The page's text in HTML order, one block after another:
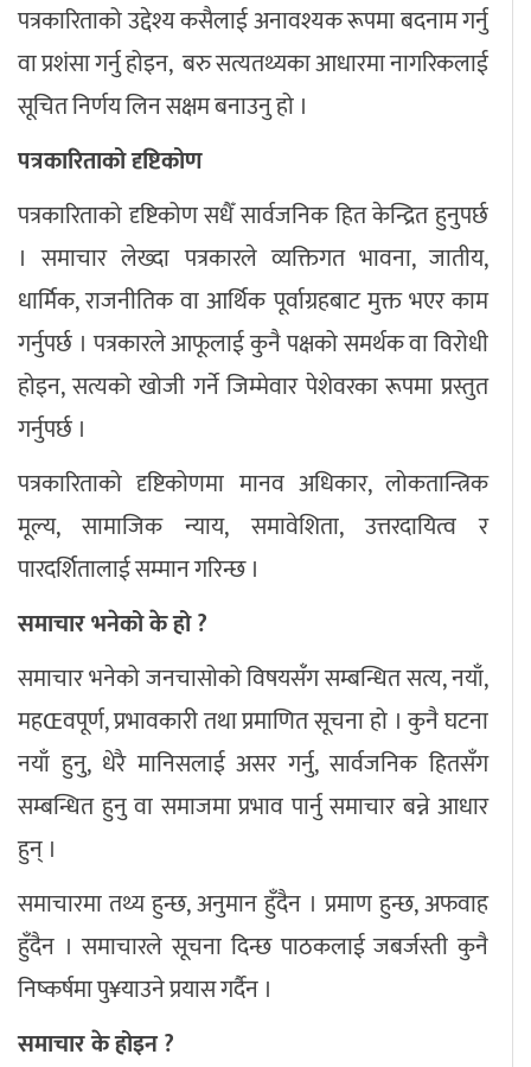
पत्रकारिताको उद्देश्य कसैलाई अनावश्यक रूपमा बदनाम गर्नु
वा प्रशंसा गर्नु होइन, बरु सत्यतथ्यका आधारमा नागरिकलाई
सूचित निर्णय लिन सक्षम बनाउनु हो ।
पत्रकारिताको दृष्टिकोण
पत्रकारिताको दृष्टिकोण सधैँ सार्वजनिक हित केन्द्रित हुनुपर्छ
। समाचार लेख्दा पत्रकारले व्यक्तिगत भावना, जातीय,
धार्मिक, राजनीतिक वा आर्थिक पूर्वाग्रहबाट मुक्त भएर काम
गर्नुपर्छ । पत्रकारले आफूलाई कुनै पक्षको समर्थक वा विरोधी
होइन, सत्यको खोजी गर्ने जिम्मेवार पेशेवरका रूपमा प्रस्तुत
गर्नुपर्छ ।
पत्रकारिताको दृष्टिकोणमा मानव अधिकार, लोकतान्त्रिक
मूल्य, सामाजिक न्याय, समावेशिता, उत्तरदायित्व र
पारदर्शितालाई सम्मान गरिन्छ ।
समाचार भनेको के हो ?
समाचार भनेको जनचासोको विषयसँग सम्बन्धित सत्य, नयाँ,
महŒवपूर्ण, प्रभावकारी तथा प्रमाणित सूचना हो । कुनै घटना
नयाँ हुनु, धेरै मानिसलाई असर गर्नु, सार्वजनिक हितसँग
सम्बन्धित हुनु वा समाजमा प्रभाव पार्नु समाचार बन्ने आधार
हुन् ।
समाचारमा तथ्य हुन्छ, अनुमान हुँदैन । प्रमाण हुन्छ, अफवाह
हुँदैन । समाचारले सूचना दिन्छ पाठकलाई जबर्जस्ती कुनै
निष्कर्षमा पु¥याउने प्रयास गर्दैन ।
समाचार के होइन ?